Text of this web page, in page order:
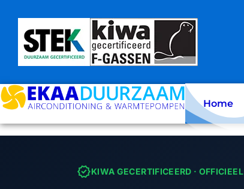
content
Home
verifiedKIWA GECERTIFICEERD ·